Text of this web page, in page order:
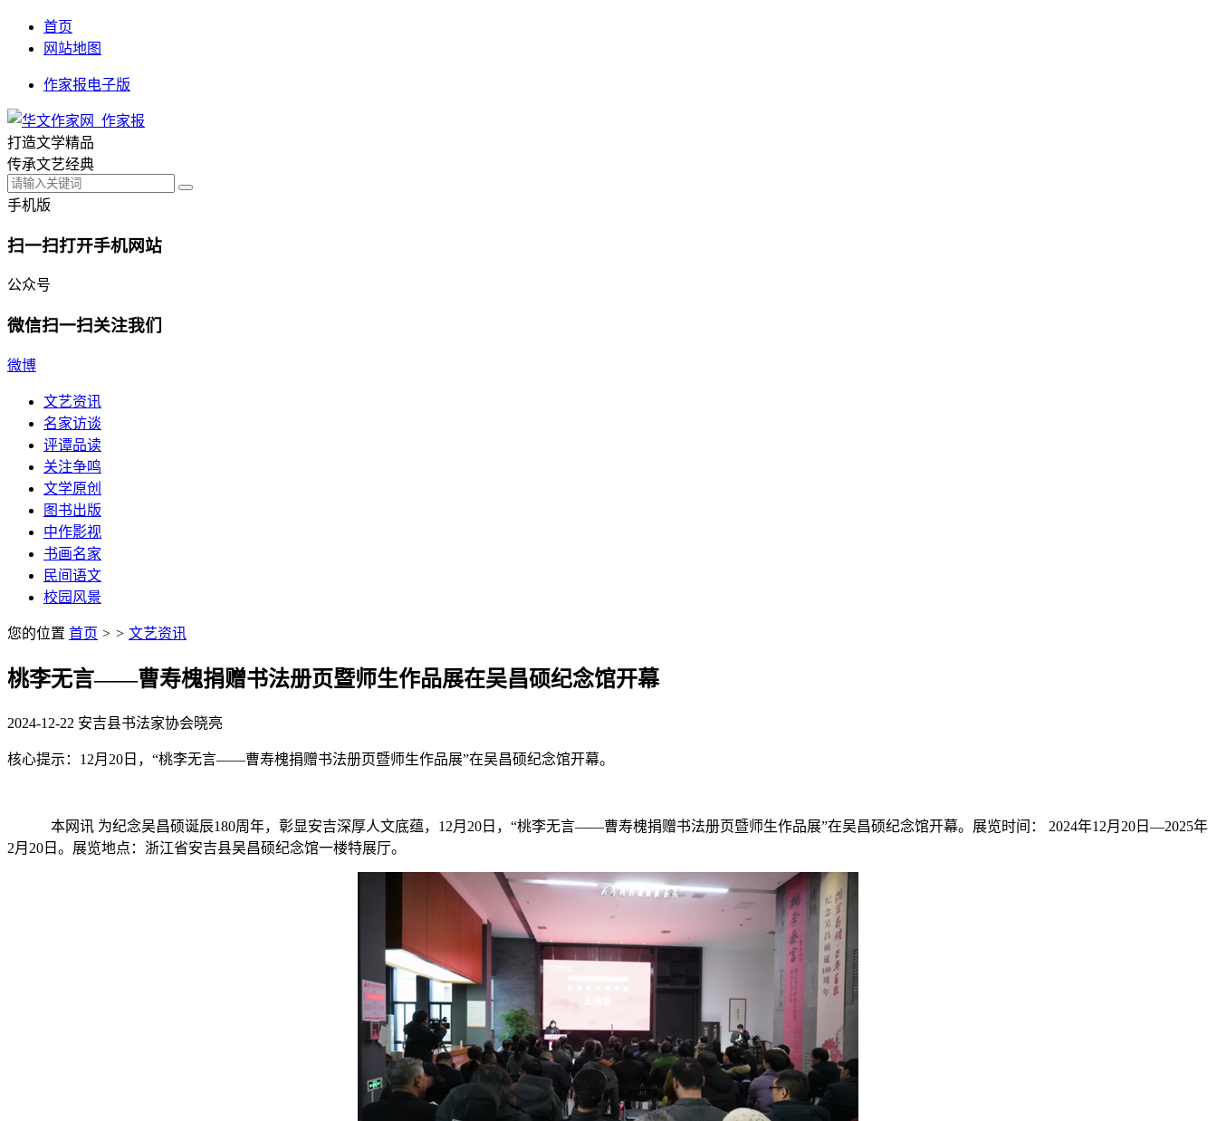
首页
网站地图
作家报电子版
打造文学精品
传承文艺经典
手机版
扫一扫打开手机网站
公众号
微信扫一扫关注我们
微博
文艺资讯
名家访谈
评谭品读
关注争鸣
文学原创
图书出版
中作影视
书画名家
民间语文
校园风景
您的位置 首页 > > 文艺资讯
桃李无言——曹寿槐捐赠书法册页暨师生作品展在吴昌硕纪念馆开幕
2024-12-22 安吉县书法家协会晓亮
核心提示：12月20日，“桃李无言——曹寿槐捐赠书法册页暨师生作品展”在吴昌硕纪念馆开幕。
本网讯 为纪念吴昌硕诞辰180周年，彰显安吉深厚人文底蕴，12月20日，“桃李无言——曹寿槐捐赠书法册页暨师生作品展”在吴昌硕纪念馆开幕。展览时间： 2024年12月20日—2025年
2月20日。展览地点：浙江省安吉县吴昌硕纪念馆一楼特展厅。